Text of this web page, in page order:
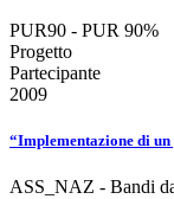
PUR90 - PUR 90%
Progetto
Partecipante
2009
“Implementazione di
ASS_NAZ - Bandi